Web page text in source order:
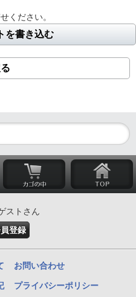
ください。
を書き込む
ストさん
登録
お問い合わせ
プライバシーポリシー